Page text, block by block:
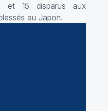
15 disparus aux
au Japon.